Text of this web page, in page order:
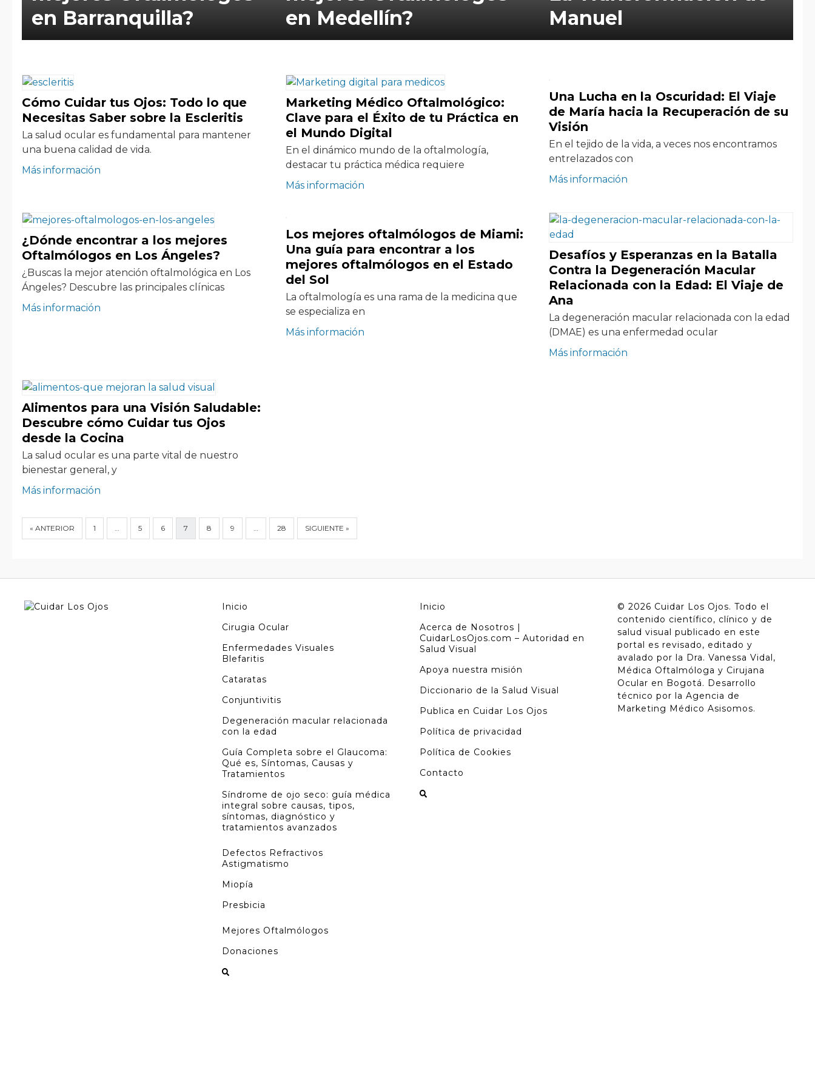
en Barranquilla?
en Medellín?
Manuel
Cómo Cuidar tus Ojos: Todo lo que
Necesitas Saber sobre la Escleritis
La salud ocular es fundamental para mantener
una buena calidad de vida.
Más información
Marketing Médico Oftalmológico:
Clave para el Éxito de tu Práctica en
el Mundo Digital
En el dinámico mundo de la oftalmología,
destacar tu práctica médica requiere
Más información
Una Lucha en la Oscuridad: El Viaje
de María hacia la Recuperación de su
Visión
En el tejido de la vida, a veces nos encontramos
entrelazados con
Más información
¿Dónde encontrar a los mejores
Oftalmólogos en Los Ángeles?
¿Buscas la mejor atención oftalmológica en Los
Ángeles? Descubre las principales clínicas
Más información
Los mejores oftalmólogos de Miami:
Una guía para encontrar a los
mejores oftalmólogos en el Estado
del Sol
La oftalmología es una rama de la medicina que
se especializa en
Más información
Desafíos y Esperanzas en la Batalla
Contra la Degeneración Macular
Relacionada con la Edad: El Viaje de
Ana
La degeneración macular relacionada con la edad
(DMAE) es una enfermedad ocular
Más información
Alimentos para una Visión Saludable:
Descubre cómo Cuidar tus Ojos
desde la Cocina
La salud ocular es una parte vital de nuestro
bienestar general, y
Más información
« ANTERIOR 1 … 5 6 7 8 9 … 28 SIGUIENTE »
Inicio
Cirugia Ocular
Enfermedades Visuales
Blefaritis
Cataratas
Conjuntivitis
Degeneración macular relacionada
con la edad
Guía Completa sobre el Glaucoma:
Qué es, Síntomas, Causas y
Tratamientos
Síndrome de ojo seco: guía médica
integral sobre causas, tipos,
síntomas, diagnóstico y
tratamientos avanzados
Defectos Refractivos
Astigmatismo
Miopía
Presbicia
Mejores Oftalmólogos
Donaciones
Inicio
Acerca de Nosotros |
CuidarLosOjos.com – Autoridad en
Salud Visual
Apoya nuestra misión
Diccionario de la Salud Visual
Publica en Cuidar Los Ojos
Política de privacidad
Política de Cookies
Contacto
© 2026 Cuidar Los Ojos. Todo el
contenido científico, clínico y de
salud visual publicado en este
portal es revisado, editado y
avalado por la Dra. Vanessa Vidal,
Médica Oftalmóloga y Cirujana
Ocular en Bogotá. Desarrollo
técnico por la Agencia de
Marketing Médico Asisomos.